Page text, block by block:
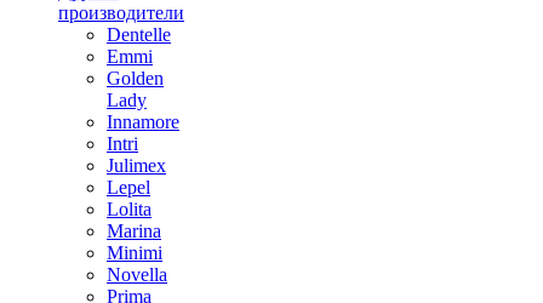
производители
Dentelle
Emmi
Golden
Lady
Innamore
Intri
Julimex
Lepel
Lolita
Marina
Minimi
Novella
Prima